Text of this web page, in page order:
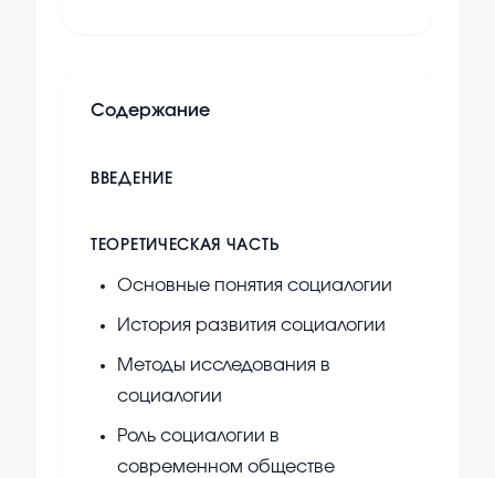
Содержание
ВВЕДЕНИЕ
ТЕОРЕТИЧЕСКАЯ ЧАСТЬ
Основные понятия социалогии
История развития социалогии
Методы исследования в
социалогии
Роль социалогии в
современном обществе